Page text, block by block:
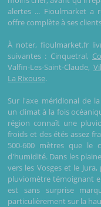
alertes ... Fioulmarket a
offre complète à ses
À noter, fioulmarket.fr
suivantes : Cinquetral,
Valfin-Les-Saint-Claude,
La Rixouse.
Sur l'axe méridional de
un climat à la fois
région connaît une
froids et des étés assez
500-600 mètres que le
d'humidité. Dans les
vers les Vosges et le
pluviomètre témoignant
est sans surprise
particulièrement sur la